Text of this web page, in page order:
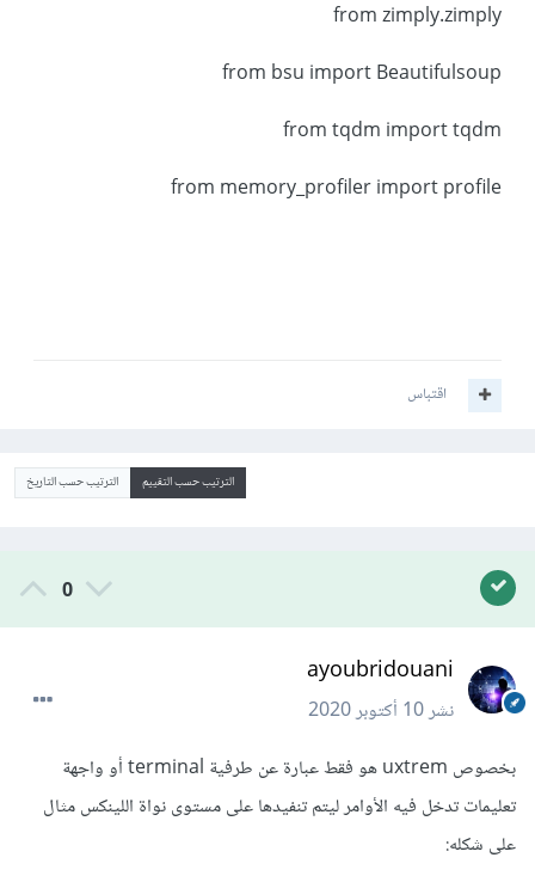
from zimply.zimply
from bsu import Beautifulsoup
from tqdm import tqdm
from memory_profiler import profile
اقتباس
الترتيب حسب التقييم الترتيب حسب التاريخ
0
ayoubridouani
نشر10 أكتوبر 2020
بخصوص uxtrem هو فقط عبارة عن طرفية terminal أو واجهة
تعليمات تدخل فيه الأوامر ليتم تنفيدها على مستوى نواة اللينكس مثال
على شكله: